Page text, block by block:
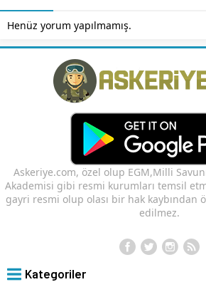
Henüz yorum yapılmamış.
Askeriye.com, özel olup EGM,Milli
Akademisi gibi resmi kurumları temsil
gayri resmi olup olası bir hak kaybından
edilmez.
Kategoriler